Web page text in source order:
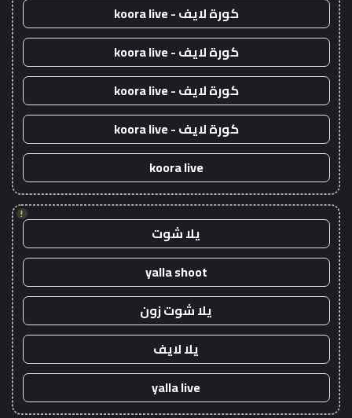
كورة لايف - koora live
كورة لايف - koora live
كورة لايف - koora live
كورة لايف - koora live
koora live
!
يلا شوت
yalla shoot
يلا شوت زون
يلا لايف
yalla live